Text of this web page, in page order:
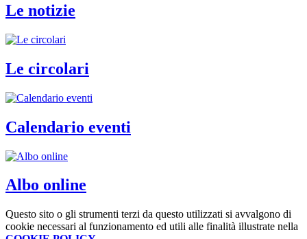
Le notizie
Le circolari
Calendario eventi
Albo online
Questo sito o gli strumenti terzi da questo utilizzati si avvalgono di
cookie necessari al funzionamento ed utili alle finalità illustrate nella